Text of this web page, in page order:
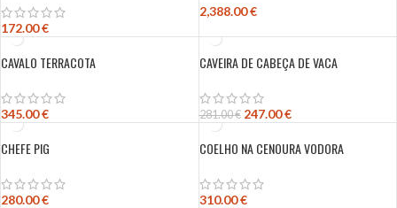
172.00€
2,388.00€
CAVALO TERRACOTA
345.00€
CAVEIRA DE CABEÇA DE VACA
281.00€ 247.00€
CHEFE PIG
280.00€
COELHO NA CENOURA VODORA
310.00€